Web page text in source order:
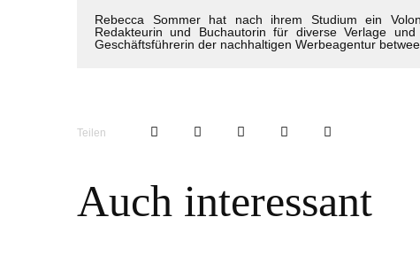
Rebecca Sommer hat nach ihrem Studium ein
Redakteurin und Buchautorin für diverse Verlage
Geschäftsführerin der nachhaltigen Werbeagentur
Teilen
Auch interessant